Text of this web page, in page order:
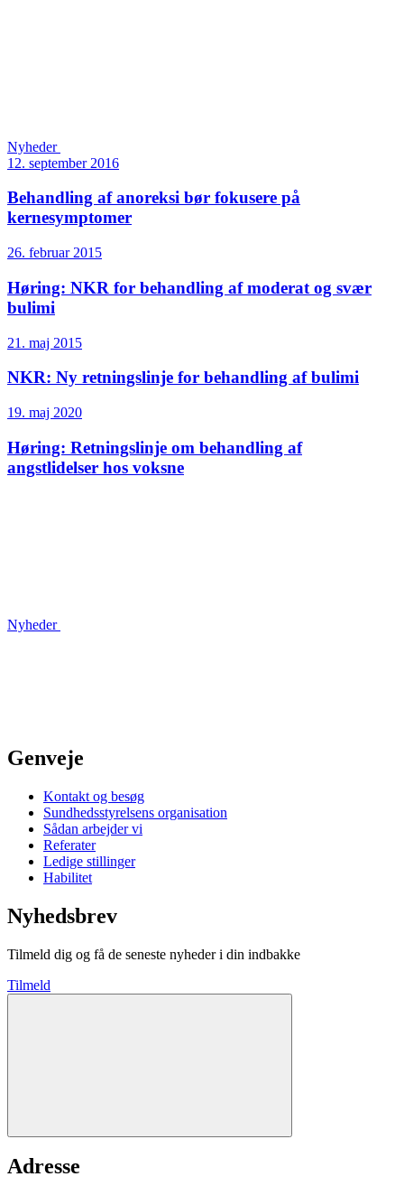
Nyheder
12. september 2016
Behandling af anoreksi bør fokusere på
kernesymptomer
26. februar 2015
Høring: NKR for behandling af moderat og svær
bulimi
21. maj 2015
NKR: Ny retningslinje for behandling af bulimi
19. maj 2020
Høring: Retningslinje om behandling af
angstlidelser hos voksne
Nyheder
Genveje
Kontakt og besøg
Sundhedsstyrelsens organisation
Sådan arbejder vi
Referater
Ledige stillinger
Habilitet
Nyhedsbrev
Tilmeld dig og få de seneste nyheder i din indbakke
Tilmeld
Adresse